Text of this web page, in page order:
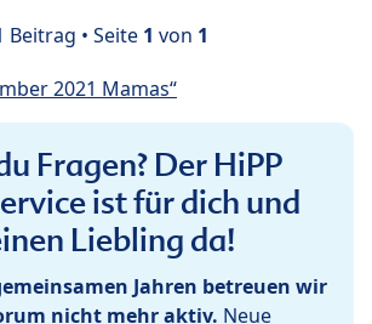
Beitrag • Seite 1 von 1
2021 Mamas“
Fragen? Der HiPP
ist für dich und
Liebling da!
Jahren betreuen wir
nicht mehr aktiv. Neue